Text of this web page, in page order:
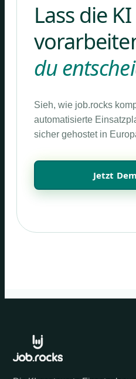
Lass die KI
du
Sieh, wie job.rocks
automatisierte
sicher gehostet in
Jetzt